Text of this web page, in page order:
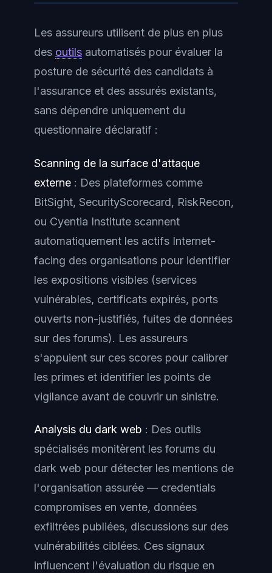
Les assureurs utilisent de plus en plus
des outils automatisés pour évaluer la
posture de sécurité des candidats à
l'assurance et des assurés existants,
sans dépendre uniquement du
questionnaire déclaratif :
Scanning de la surface d'attaque
externe : Des plateformes comme
BitSight, SecurityScorecard, RiskRecon,
ou Cyentia Institute scannent
automatiquement les actifs Internet-
facing des organisations pour identifier
les expositions visibles (services
vulnérables, certificats expirés, ports
ouverts non-justifiés, fuites de données
sur des forums). Les assureurs
s'appuient sur ces scores pour calibrer
les primes et identifier les points de
vigilance avant de couvrir un sinistre.
Analysis du dark web : Des outils
spécialisés monitèrent les forums du
dark web pour détecter les mentions de
l'organisation assurée — credentials
compromises en vente, données
exfiltrées publiées, discussions sur des
vulnérabilités ciblées. Ces signaux
influencent l'évaluation du risque en